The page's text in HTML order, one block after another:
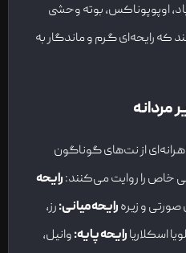
اوپوپوناکس، بوته وحشی
رایحه‌ای گرم و ماندگار به
از نت‌های گوناگون
خاص را روایت می‌کنند:رایحه
و زیرهرایحه میانی:رز،
اسکلاریارایحه پایه:وانیل،